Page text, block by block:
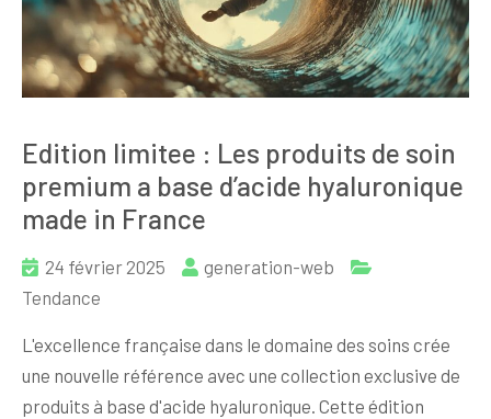
Edition limitee : Les produits de soin
premium a base d’acide hyaluronique
made in France
24 février 2025
generation-web
Tendance
L'excellence française dans le domaine des soins crée
une nouvelle référence avec une collection exclusive de
produits à base d'acide hyaluronique. Cette édition